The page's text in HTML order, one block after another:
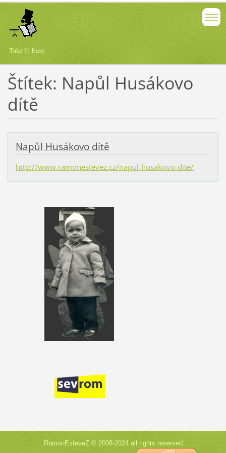
Take It Easy
Štítek: Napůl Husákovo
dítě
Napůl Husákovo dítě
http://www.ramonestevez.cz/napul-husakovo-dite/
RamonEsteveZ © 2008-2024 all rights reserved